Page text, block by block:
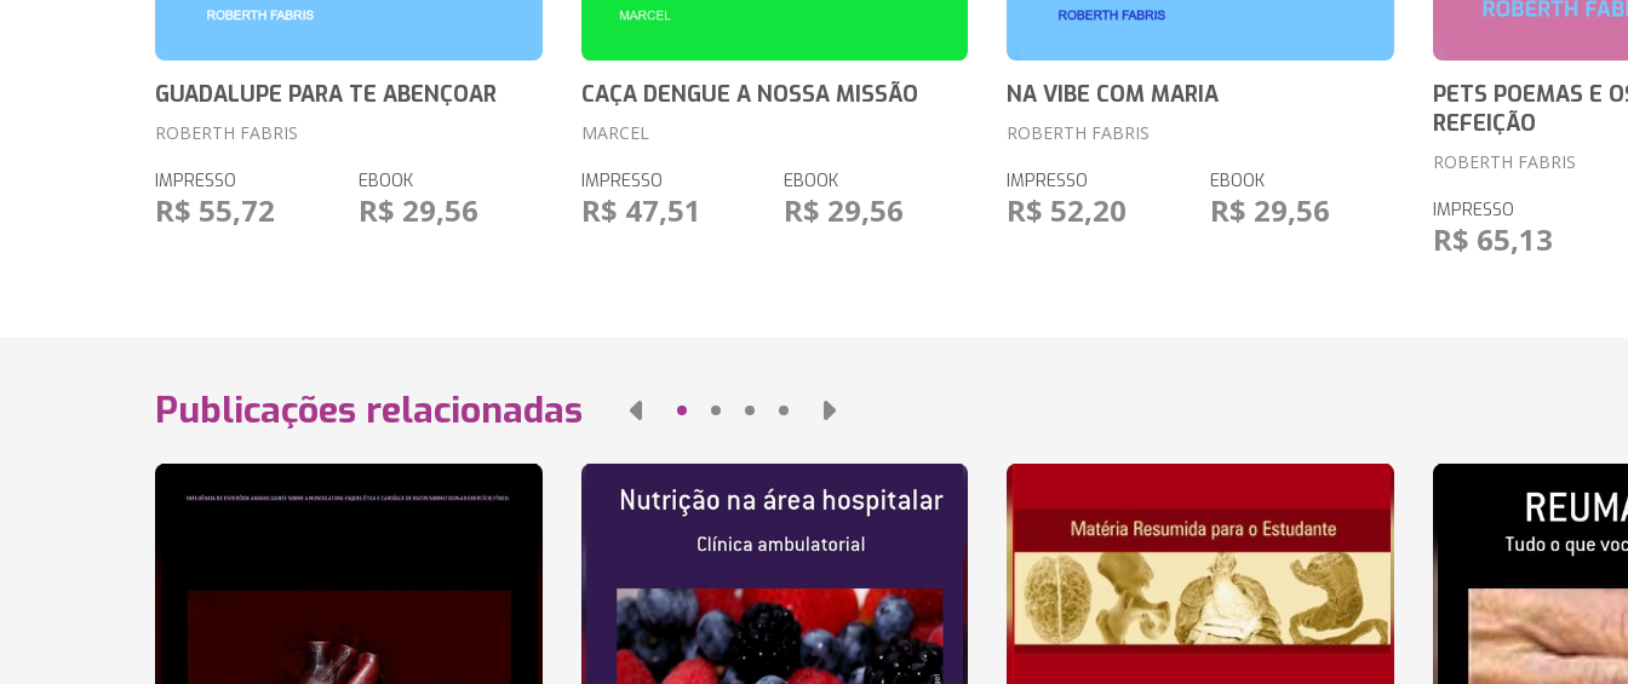
GUADALUPE PARA TE ABENÇOAR
ROBERTH FABRIS
IMPRESSO
R$ 55,72
EBOOK
R$ 29,56
CAÇA DENGUE A NOSSA MISSÃO
MARCEL
IMPRESSO
R$ 47,51
EBOOK
R$ 29,56
NA VIBE COM MARIA
ROBERTH FABRIS
IMPRESSO
R$ 52,20
EBOOK
R$ 29,56
PETS POEMAS E
REFEIÇÃO
ROBERTH FABRIS
IMPRESSO
R$ 65,13
Publicações relacionadas